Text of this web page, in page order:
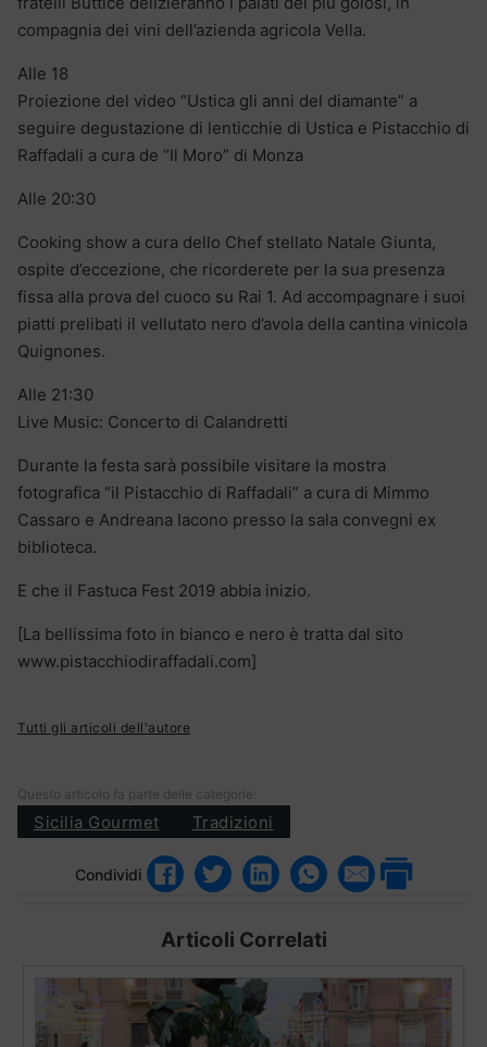
compagnia dei vini dell’azienda agricola Vella.
Alle 18
Proiezione del video “Ustica gli anni del diamante” a
seguire degustazione di lenticchie di Ustica e Pistacchio di
Raffadali a cura de “Il Moro” di Monza
Alle 20:30
Cooking show a cura dello Chef stellato Natale Giunta,
ospite d’eccezione, che ricorderete per la sua presenza
fissa alla prova del cuoco su Rai 1. Ad accompagnare i suoi
piatti prelibati il vellutato nero d’avola della cantina vinicola
Quignones.
Alle 21:30
Live Music: Concerto di Calandretti
Durante la festa sarà possibile visitare la mostra
fotografica “il Pistacchio di Raffadali” a cura di Mimmo
Cassaro e Andreana Iacono presso la sala convegni ex
biblioteca.
E che il Fastuca Fest 2019 abbia inizio.
[La bellissima foto in bianco e nero è tratta dal sito
www.pistacchiodiraffadali.com]
Tutti gli articoli dell'autore
Questo articolo fa parte delle categorie:
Sicilia Gourmet Tradizioni
Condividi
Articoli Correlati